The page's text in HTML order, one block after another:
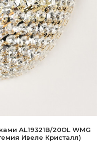
AL19321B/20OL WMG
Ивеле Кристалл)